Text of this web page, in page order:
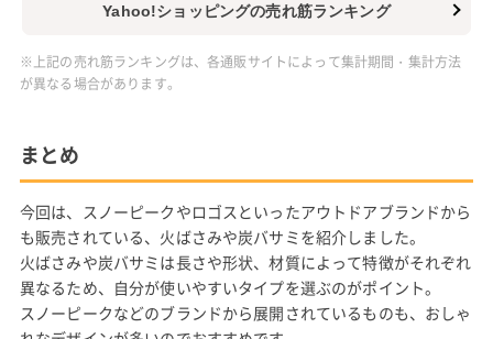
Yahoo!ショッピングの売れ筋ランキング
※上記の売れ筋ランキングは、各通販サイトによって集計期間・集計方法
が異なる場合があります。
まとめ
今回は、スノーピークやロゴスといったアウトドアブランドから
も販売されている、火ばさみや炭バサミを紹介しました。
火ばさみや炭バサミは長さや形状、材質によって特徴がそれぞれ
異なるため、自分が使いやすいタイプを選ぶのがポイント。
スノーピークなどのブランドから展開されているものも、おしゃ